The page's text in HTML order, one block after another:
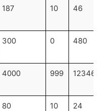
187 10 46
300 0 480
4000 999 12346
80 10 24